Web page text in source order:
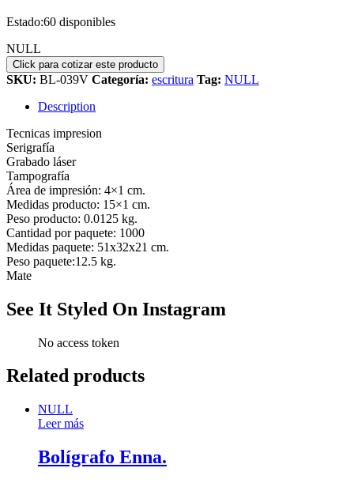
Estado:60 disponibles
NULL
SKU: BL-039V Categoría: escritura Tag: NULL
Description
Tecnicas impresion
Serigrafía
Grabado láser
Tampografía
Área de impresión: 4×1 cm.
Medidas producto: 15×1 cm.
Peso producto: 0.0125 kg.
Cantidad por paquete: 1000
Medidas paquete: 51x32x21 cm.
Peso paquete:12.5 kg.
Mate
See It Styled On Instagram
No access token
Related products
NULL
Leer más
Bolígrafo Enna.